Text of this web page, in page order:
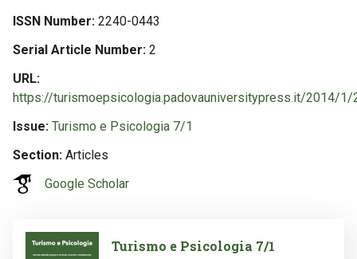
ISSN Number 2240-0443
Serial Article Number 2
URL
https://turismoepsicologia.padovauniversitypress.it/2014/1/
Issue Turismo e Psicologia 7/1
Section Articles
Google Scholar
Image
Turismo e Psicologia 7/1